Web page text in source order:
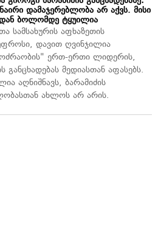
დამაჯერებლობა არ აქვს. მისი
ბოლომდე ტყუილია
სამსახურის აფხაზეთის
დავით ღვინჯილია
ერთ-ერთი ლიდერის,
განცხადებას მედიასთან აფასებს.
აღნიშნავს, ბარამიძის
ახლოს არ არის.